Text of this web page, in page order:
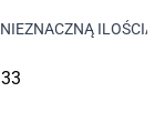
ILOŚCIĄ